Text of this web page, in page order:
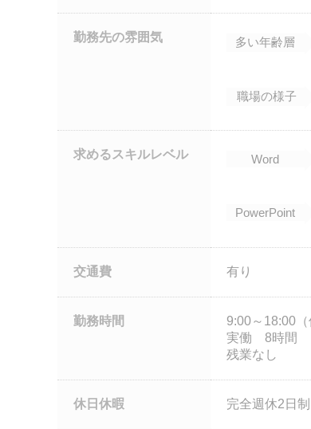
勤務先の雰囲気 多い年齢層
職場の様子
求めるスキルレベル Word
PowerPoint
交通費 有り
勤務時間
9:00～18:00（
実働 8時間
残業なし
休日休暇 完全週休2日制